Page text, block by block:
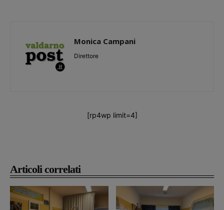
Articoli correlati
Monica Campani
Direttore
[rp4wp limit=4]